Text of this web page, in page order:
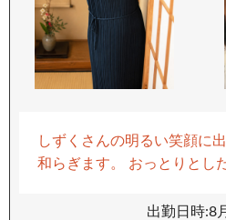
なさい。 でも、それほどまでに“特別”な存在なん
です。 ※喘息持ちですので接客中の喫煙はお控え
ください ーーーーーーーーー 【移動手段：車】 ー
ーーーーーーーー
しずくさんの明るい笑顔に
和らぎます。 おっとりとした人懐っこい性格が、
レイなボディのしずくさん
出勤日時:8